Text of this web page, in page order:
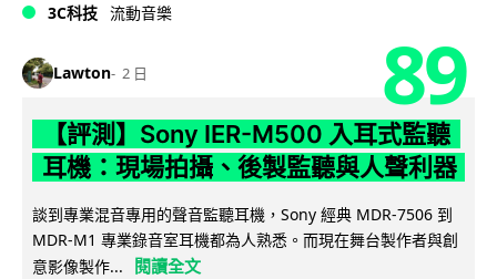
3C科技 流動音樂
Lawton 2 日 89
【評測】Sony IER-M500 入耳式監聽
耳機：現場拍攝、後製監聽與人聲利器
談到專業混音專用的聲音監聽耳機，Sony 經典 MDR-7506 到
MDR-M1 專業錄音室耳機都為人熟悉。而現在舞台製作者與創
意影像製作...
閱讀全文